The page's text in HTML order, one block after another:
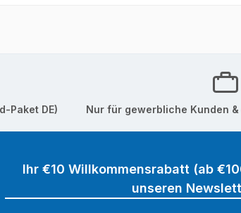
Paket DE) Nur für gewerbliche Kunden
Ihr €10 Willkommensrabatt (ab
unseren